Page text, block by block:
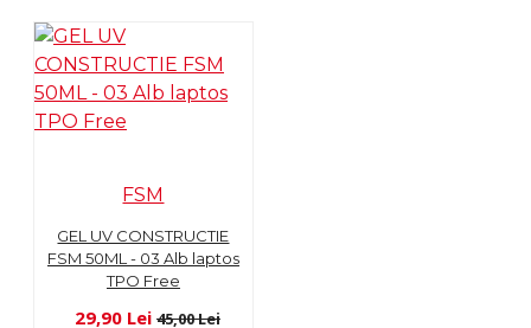
FSM
GEL UV CONSTRUCTIE
FSM 50ML - 03 Alb laptos
TPO Free
29,90 Lei 45,00 Lei